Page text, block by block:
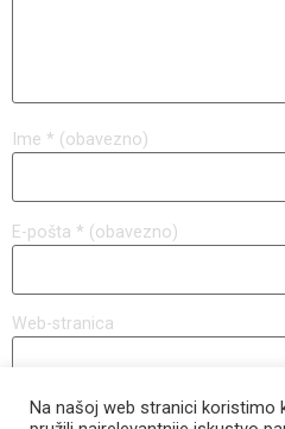
Ime * (obavezno)
E-pošta * (obavezno)
Web-stranica
Na našoj web stranici koristimo